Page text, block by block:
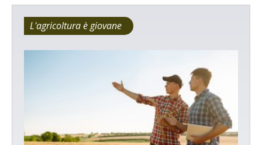
L'agricoltura è giovane